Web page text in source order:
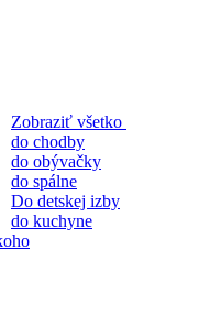
Zobraziť všetko
do chodby
do obývačky
do spálne
Do detskej izby
do kuchyne